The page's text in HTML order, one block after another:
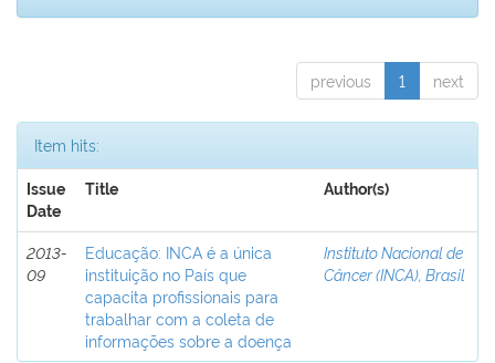
previous 1 next
Item hits:
Issue
Date
Title Author(s)
2013-
09
Educação: INCA é a única
instituição no País que
capacita profissionais para
trabalhar com a coleta de
informações sobre a doença
Instituto Nacional de
Câncer (INCA), Brasil